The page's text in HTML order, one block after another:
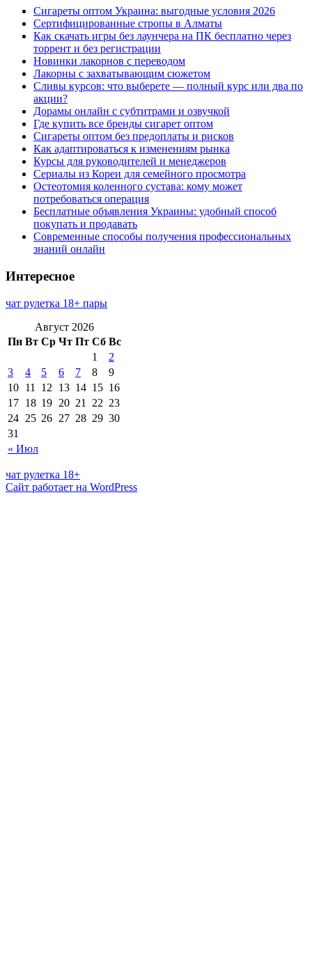
Сигареты оптом Украина: выгодные условия 2026
Сертифицированные стропы в Алматы
Как скачать игры без лаунчера на ПК бесплатно через
торрент и без регистрации
Новинки лакорнов с переводом
Лакорны с захватывающим сюжетом
Сливы курсов: что выберете — полный курс или два по
акции?
Дорамы онлайн с субтитрами и озвучкой
Где купить все бренды сигарет оптом
Сигареты оптом без предоплаты и рисков
Как адаптироваться к изменениям рынка
Курсы для руководителей и менеджеров
Сериалы из Кореи для семейного просмотра
Остеотомия коленного сустава: кому может
потребоваться операция
Бесплатные объявления Украины: удобный способ
покупать и продавать
Современные способы получения профессиональных
знаний онлайн
Интересное
чат рулетка 18+ пары
Август 2026
Пн Вт Ср Чт Пт Сб Вс
« Июл
1
2
3
4 5 6 7 8
9
10 11 12 13 14 15 16
17 18 19 20 21 22 23
24 25 26 27 28 29 30
31
чат рулетка 18+
Сайт работает на WordPress